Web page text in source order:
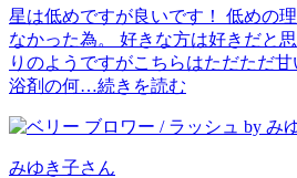
星は低めですが良いです！ 低めの
なかった為。 好きな方は好きだと
りのようですがこちらはただただ
浴剤の何…続きを読む
みゆき子さん